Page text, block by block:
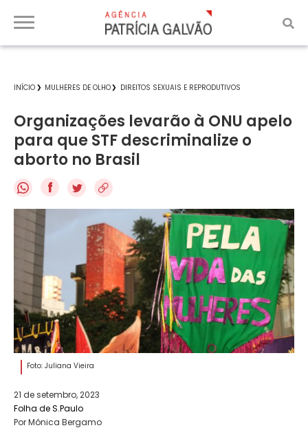
INÍCIO MULHERES DE OLHO DIREITOS SEXUAIS E REPRODUTIVOS
Organizações levarão à ONU apelo
para que STF descriminalize o
aborto no Brasil
f
Foto: Juliana Vieira
21 de setembro, 2023
Folha de S.Paulo
Por Mônica Bergamo